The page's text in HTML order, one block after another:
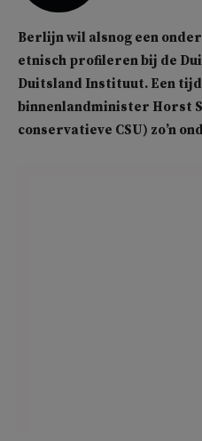
Berlijn wil alsnog een
etnisch profileren bij de
Duitsland Instituut. Een
binnenlandminister Horst
conservatieve CSU) zo’n